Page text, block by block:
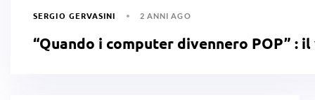
SERGIO GERVASINI 2 ANNI AGO
“Quando i computer divennero POP” :